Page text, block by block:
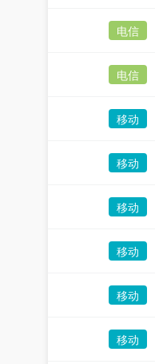
电信
电信
移动
移动
移动
移动
移动
移动